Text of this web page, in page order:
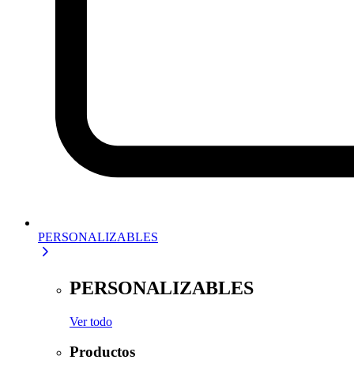
PERSONALIZABLES
PERSONALIZABLES
Ver todo
Productos